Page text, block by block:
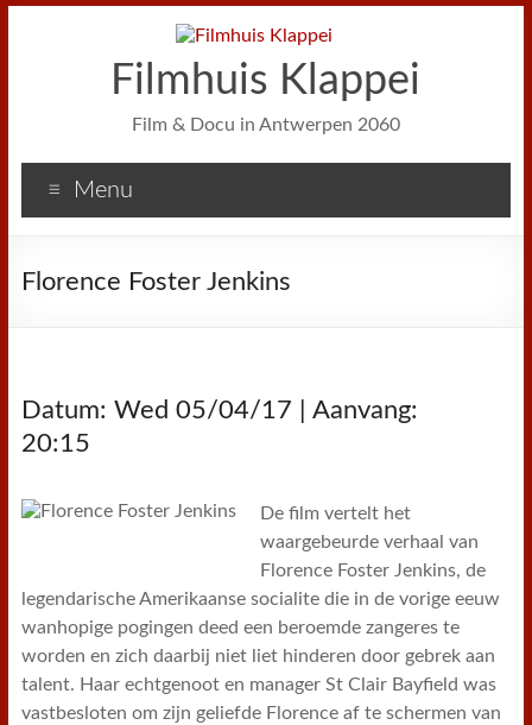
Filmhuis Klappei
Film & Docu in Antwerpen 2060
Menu
Florence Foster Jenkins
Datum: Wed 05/04/17 | Aanvang:
20:15
De film vertelt het
waargebeurde verhaal van
Florence Foster Jenkins, de
legendarische Amerikaanse socialite die in de vorige eeuw
wanhopige pogingen deed een beroemde zangeres te
worden en zich daarbij niet liet hinderen door gebrek aan
talent. Haar echtgenoot en manager St Clair Bayfield was
vastbesloten om zijn geliefde Florence af te schermen van